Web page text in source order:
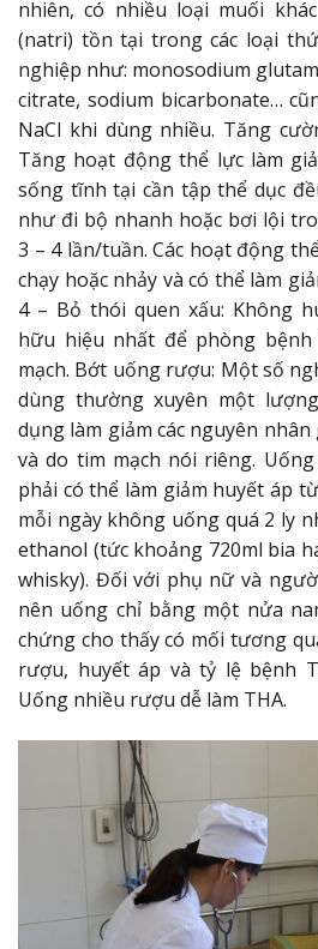
nhiên, có nhiều loại muối
(natri) tồn tại trong các loại
nghiệp như: monosodium
citrate, sodium bicarbonate…
NaCl khi dùng nhiều. Tăng
Tăng hoạt động thể lực làm
sống tĩnh tại cần tập thể dục
như đi bộ nhanh hoặc bơi lội
3 – 4 lần/tuần. Các hoạt động
chạy hoặc nhảy và có thể làm
4 – Bỏ thói quen xấu: Không
hữu hiệu nhất để phòng bệnh
mạch. Bớt uống rượu: Một số
dùng thường xuyên một
dụng làm giảm các nguyên
và do tim mạch nói riêng.
phải có thể làm giảm huyết áp
mỗi ngày không uống quá 2 ly
ethanol (tức khoảng 720ml bia
whisky). Đối với phụ nữ và
nên uống chỉ bằng một nửa
chứng cho thấy có mối tương
rượu, huyết áp và tỷ lệ bệnh
Uống nhiều rượu dễ làm THA.